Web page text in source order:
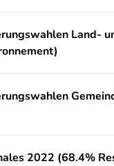
Land-
2022 (68.4%